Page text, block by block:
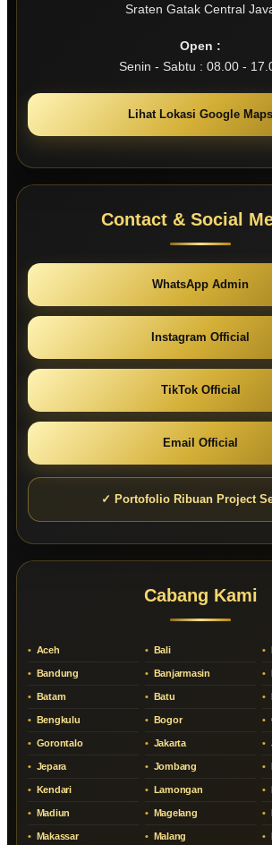
Sraten Gatak Central
Open :
Senin - Sabtu : 08.00 -
Lihat Lokasi Google Maps
Contact & Social
WhatsApp Admin
Instagram Official
TikTok Official
Email Official
✓ Portofolio Ribuan Project
Cabang Kami
Aceh Bali
Bandung Banjarmasin
Batam Batu
Bengkulu Bogor
Gorontalo Jakarta
Jepara Jombang
Kendari Lamongan
Madiun Magelang
Makassar Malang